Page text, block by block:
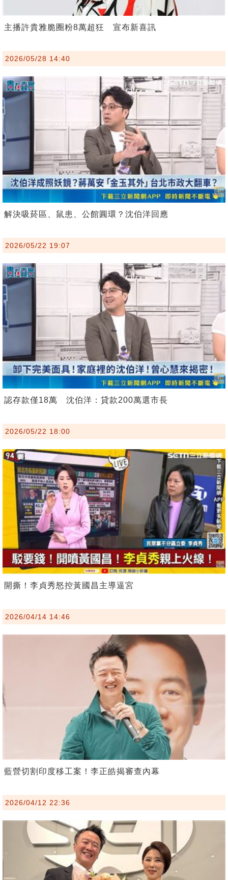
主播許貴雅脆圈粉8萬超狂 宣布新喜訊
2026/05/28 14:40
解決吸菸區、鼠患、公館圓環？沈伯洋回應
2026/05/22 19:07
認存款僅18萬 沈伯洋：貸款200萬選市長
2026/05/22 18:00
開撕！李貞秀怒控黃國昌主導逼宮
2026/04/14 14:46
藍營切割印度移工案！李正皓揭審查內幕
2026/04/12 22:36